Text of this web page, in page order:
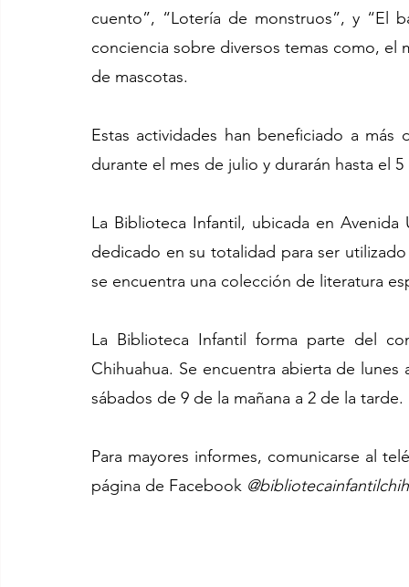
cuento”, “Lotería de monstruos”, y “El
conciencia sobre diversos temas como, el
de mascotas.
Estas actividades han beneficiado a
durante el mes de julio y durarán hasta el
La Biblioteca Infantil, ubicada en
dedicado en su totalidad para ser
se encuentra una colección de literatura
La Biblioteca Infantil forma parte del
Chihuahua. Se encuentra abierta de
sábados de 9 de la mañana a 2 de la tarde.
Para mayores informes, comunicarse al
página de Facebook